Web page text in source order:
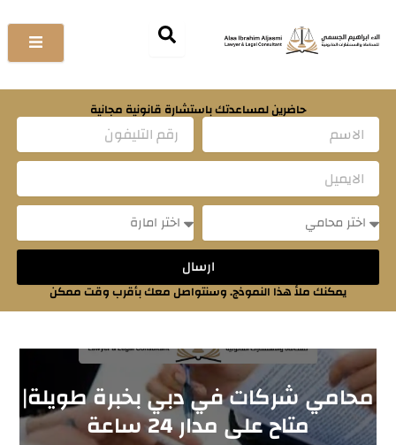
إلى
المحتوى
حاضرين لمساعدتك باستشارة قانونية مجانية
ارسال
يمكنك ملأ هذا النموذج. وسنتواصل معك بأقرب وقت ممكن
محامي شركات في دبي بخبرة طويلة|
متاح على مدار 24 ساعة